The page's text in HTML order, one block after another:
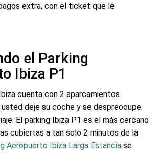
extra, con el ticket que le
el Parking
Ibiza P1
cuenta con 2 aparcamientos
deje su coche y se despreocupe
El parking Ibiza P1 es el más cercano
cubiertas a tan solo 2 minutos de la
Aeropuerto Ibiza Larga Estancia se